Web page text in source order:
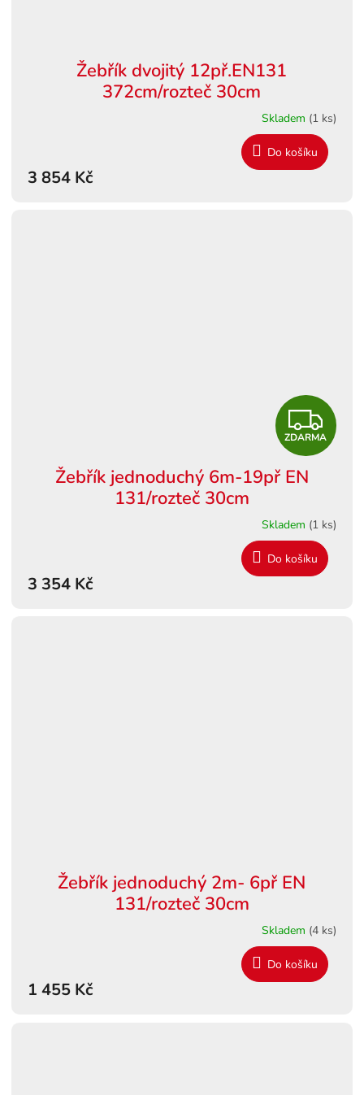
Žebřík dvojitý 12př.EN131
372cm/rozteč 30cm
Skladem (1 ks)
3 854 Kč
Do košíku
Z
D
R
M
ZDARMA
Žebřík jednoduchý 6m-19př EN
131/rozteč 30cm
Skladem (1 ks)
3 354 Kč
Do košíku
Žebřík jednoduchý 2m- 6př EN
131/rozteč 30cm
Skladem (4 ks)
1 455 Kč
Do košíku